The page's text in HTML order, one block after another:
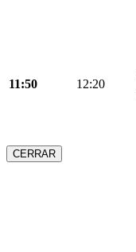
11:50 12:20
CERRAR